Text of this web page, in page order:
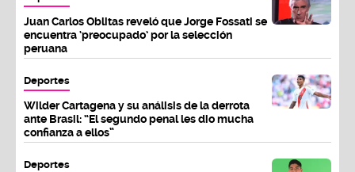
Juan Carlos Oblitas reveló que Jorge Fossati se
encuentra ‘preocupado’ por la selección
peruana
Deportes
Wilder Cartagena y su análisis de la derrota
ante Brasil: “El segundo penal les dio mucha
confianza a ellos”
Deportes